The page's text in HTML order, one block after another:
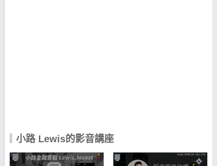
載 >> https://cmy.tw/00BKu8
小路 Lewis的影音講座